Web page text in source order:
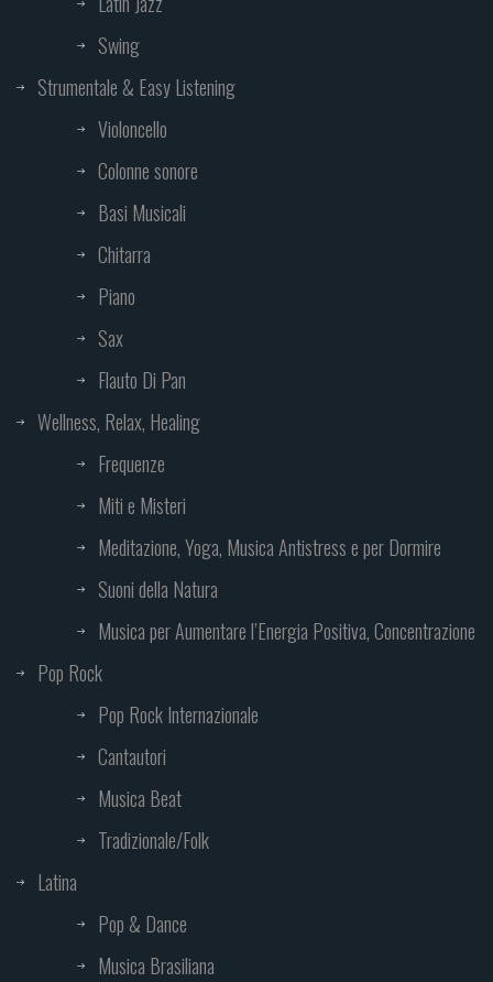
Swing
Strumentale & Easy Listening
Violoncello
Colonne sonore
Basi Musicali
Chitarra
Piano
Sax
Flauto Di Pan
Wellness, Relax, Healing
Frequenze
Miti e Misteri
Meditazione, Yoga, Musica Antistress e per Dormire
Suoni della Natura
Musica per Aumentare l’Energia Positiva, Concentrazione
Pop Rock
Pop Rock Internazionale
Cantautori
Musica Beat
Tradizionale/Folk
Latina
Pop & Dance
Musica Brasiliana